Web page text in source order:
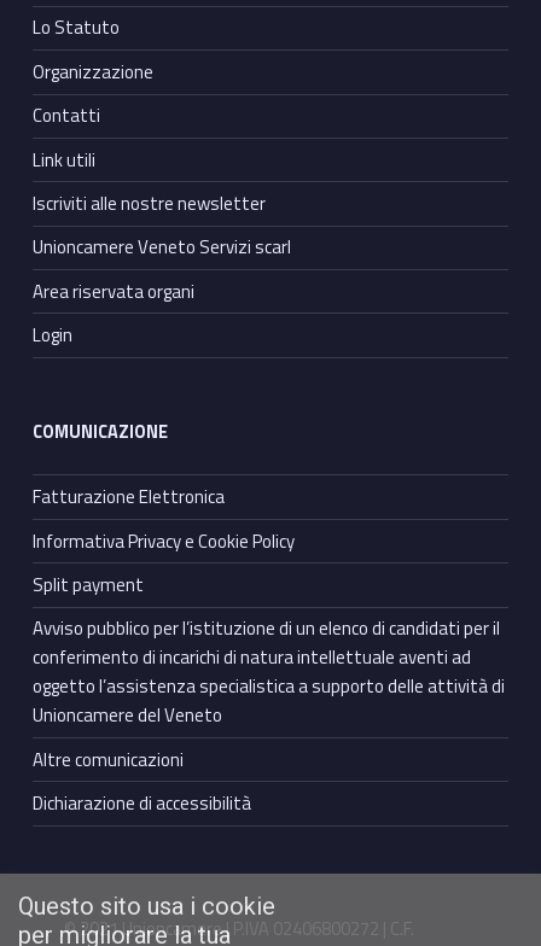
Lo Statuto
Organizzazione
Contatti
Link utili
Iscriviti alle nostre newsletter
Unioncamere Veneto Servizi scarl
Area riservata organi
Login
COMUNICAZIONE
Fatturazione Elettronica
Informativa Privacy e Cookie Policy
Split payment
Avviso pubblico per l’istituzione di un elenco di candidati per il
conferimento di incarichi di natura intellettuale aventi ad
oggetto l’assistenza specialistica a supporto delle attività di
Unioncamere del Veneto
Altre comunicazioni
Dichiarazione di accessibilità
© 2021 Unioncamere | P.IVA 02406800272 | C.F.
Questo sito usa i cookie
per migliorare la tua